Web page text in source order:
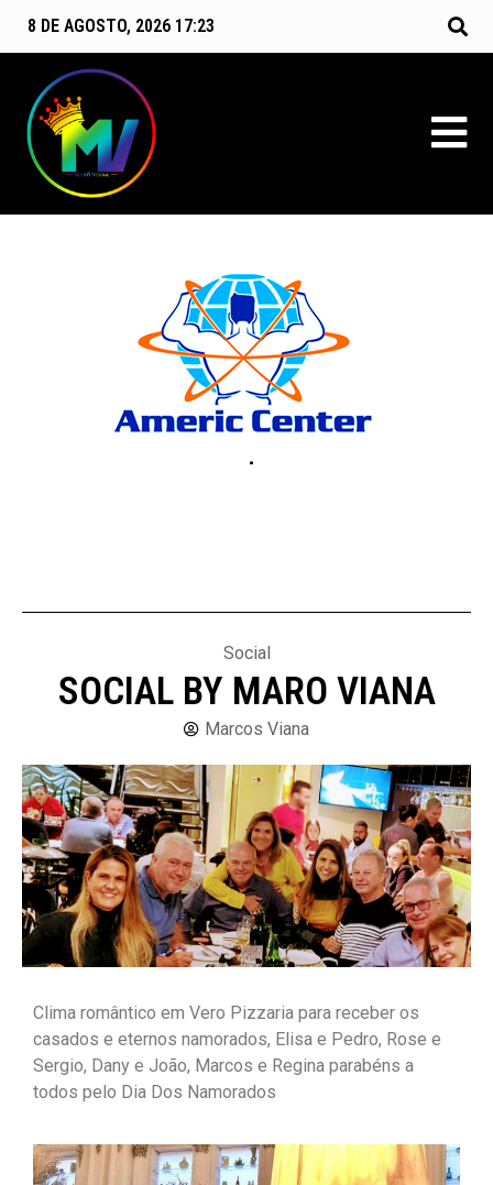
8 DE AGOSTO, 2026 17:23
Social
SOCIAL BY MARO VIANA
Marcos Viana
Clima romântico em Vero Pizzaria para receber os
casados e eternos namorados, Elisa e Pedro, Rose e
Sergio, Dany e João, Marcos e Regina parabéns a
todos pelo Dia Dos Namorados